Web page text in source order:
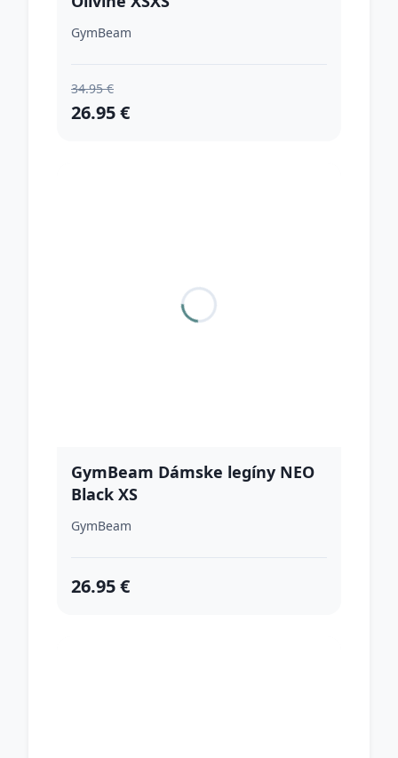
GymBeam
34.95 €
26.95 €
GymBeam Dámske legíny NEO
Black XS
GymBeam
26.95 €